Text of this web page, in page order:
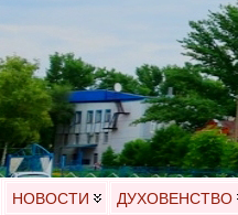
НОВОСТИ ДУХОВЕНСТВО